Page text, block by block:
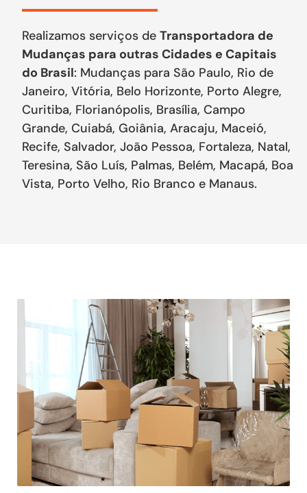
Realizamos serviços de Transportadora de
Mudanças para outras Cidades e Capitais
do Brasil: Mudanças para São Paulo, Rio de
Janeiro, Vitória, Belo Horizonte, Porto Alegre,
Curitiba, Florianópolis, Brasília, Campo
Grande, Cuiabá, Goiânia, Aracaju, Maceió,
Recife, Salvador, João Pessoa, Fortaleza, Natal,
Teresina, São Luís, Palmas, Belém, Macapá, Boa
Vista, Porto Velho, Rio Branco e Manaus.